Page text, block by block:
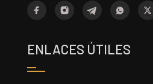
ENLACES ÚTILES